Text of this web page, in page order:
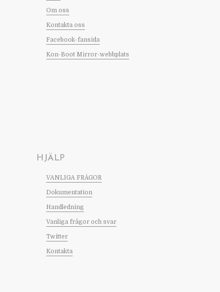
Om oss
Kontakta oss
Facebook-fansida
Kon-Boot Mirror-webbplats
HJÄLP
VANLIGA FRÅGOR
Dokumentation
Handledning
Vanliga frågor och svar
Twitter
Kontakta